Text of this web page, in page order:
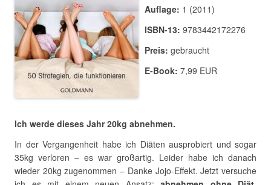
Auflage: 1 (2011)
ISBN-13: 9783442172276
Preis: gebraucht
E-Book: 7,99 EUR
Ich werde dieses Jahr 20kg abnehmen.
In der Vergangenheit habe ich Diäten ausprobiert und sogar
35kg verloren – es war großartig. Leider habe ich danach
wieder 20kg zugenommen – Danke Jojo-Effekt. Jetzt versuche